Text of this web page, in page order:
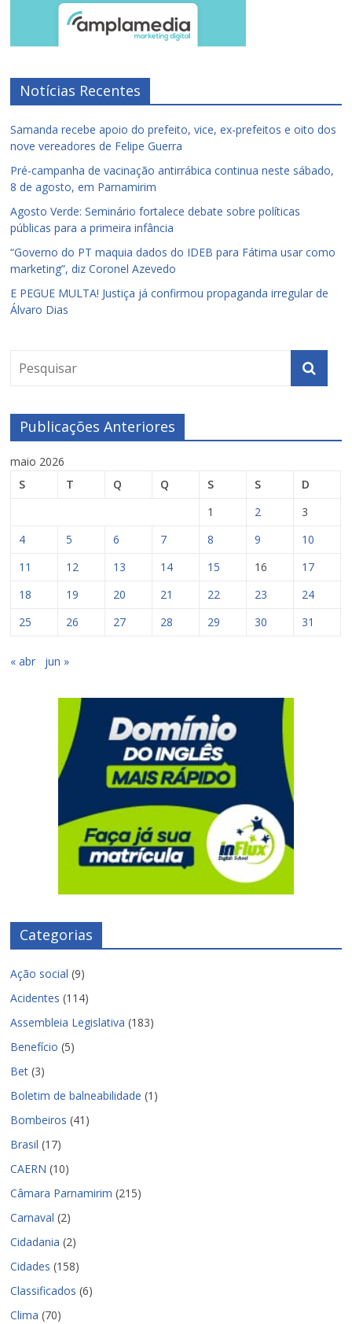
Notícias Recentes
Samanda recebe apoio do prefeito, vice, ex-prefeitos e oito dos
nove vereadores de Felipe Guerra
Pré-campanha de vacinação antirrábica continua neste sábado,
8 de agosto, em Parnamirim
Agosto Verde: Seminário fortalece debate sobre políticas
públicas para a primeira infância
“Governo do PT maquia dados do IDEB para Fátima usar como
marketing”, diz Coronel Azevedo
E PEGUE MULTA! Justiça já confirmou propaganda irregular de
Álvaro Dias
Publicações Anteriores
maio 2026
S
T Q Q S S
D
1
2
3
4
5 6 7 8 9
10
11
12 13 14 15 16
17
18
19 20 21 22 23
24
25
26 27 28 29 30 31
« abr jun »
Categorias
Ação social (9)
Acidentes (114)
Assembleia Legislativa (183)
Benefício (5)
Bet (3)
Boletim de balneabilidade (1)
Bombeiros (41)
Brasil (17)
CAERN (10)
Câmara Parnamirim (215)
Carnaval (2)
Cidadania (2)
Cidades (158)
Classificados (6)
Clima (70)